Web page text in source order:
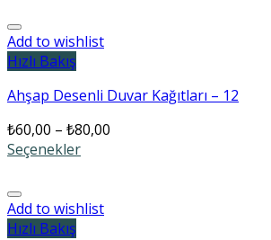
Add to wishlist
Hızlı Bakış
Ahşap Desenli Duvar Kağıtları – 12
₺60,00 – ₺80,00
Seçenekler
Add to wishlist
Hızlı Bakış